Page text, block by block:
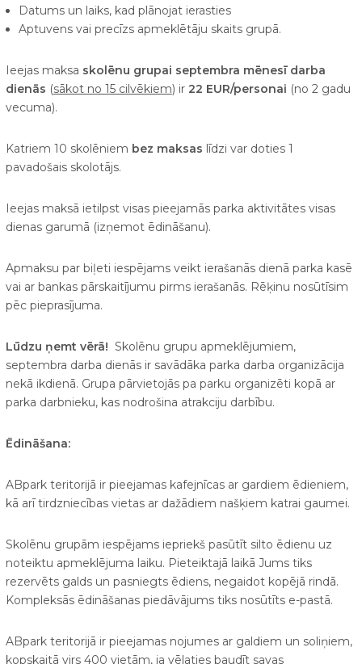
Datums un laiks, kad plānojat ierasties
Aptuvens vai precīzs apmeklētāju skaits grupā.
Ieejas maksa skolēnu grupai septembra mēnesī darba
dienās (sākot no 15 cilvēkiem) ir 22 EUR/personai (no 2 gadu
vecuma).
Katriem 10 skolēniem bez maksas līdzi var doties 1
pavadošais skolotājs.
Ieejas maksā ietilpst visas pieejamās parka aktivitātes visas
dienas garumā (izņemot ēdināšanu).
Apmaksu par biļeti iespējams veikt ierašanās dienā parka kasē
vai ar bankas pārskaitījumu pirms ierašanās. Rēķinu nosūtīsim
pēc pieprasījuma.
Lūdzu ņemt vērā! Skolēnu grupu apmeklējumiem,
septembra darba dienās ir savādāka parka darba organizācija
nekā ikdienā. Grupa pārvietojās pa parku organizēti kopā ar
parka darbnieku, kas nodrošina atrakciju darbību.
Ēdināšana:
ABpark teritorijā ir pieejamas kafejnīcas ar gardiem ēdieniem,
kā arī tirdzniecības vietas ar dažādiem našķiem katrai gaumei.
Skolēnu grupām iespējams iepriekš pasūtīt silto ēdienu uz
noteiktu apmeklējuma laiku. Pieteiktajā laikā Jums tiks
rezervēts galds un pasniegts ēdiens, negaidot kopējā rindā.
Kompleksās ēdināšanas piedāvājums tiks nosūtīts e-pastā.
ABpark teritorijā ir pieejamas nojumes ar galdiem un soliņiem,
kopskaitā virs 400 vietām, ja vēlaties baudīt savas